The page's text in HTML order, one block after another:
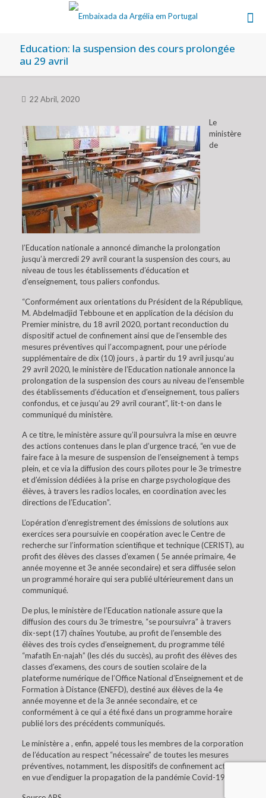
Education: la suspension des cours prolongée
au 29 avril
22 Abril, 2020
Le
ministère
de
l’Education nationale a annoncé dimanche la prolongation
jusqu’à mercredi 29 avril courant la suspension des cours, au
niveau de tous les établissements d’éducation et
d’enseignement, tous paliers confondus.
“Conformément aux orientations du Président de la République,
M. Abdelmadjid Tebboune et en application de la décision du
Premier ministre, du 18 avril 2020, portant reconduction du
dispositif actuel de confinement ainsi que de l’ensemble des
mesures préventives qui l’accompagnent, pour une période
supplémentaire de dix (10) jours , à partir du 19 avril jusqu’au
29 avril 2020, le ministère de l’Education nationale annonce la
prolongation de la suspension des cours au niveau de l’ensemble
des établissements d’éducation et d’enseignement, tous paliers
confondus, et ce jusqu’au 29 avril courant”, lit-t-on dans le
communiqué du ministère.
A ce titre, le ministère assure qu’il poursuivra la mise en œuvre
des actions contenues dans le plan d’urgence tracé, “en vue de
faire face à la mesure de suspension de l’enseignement à temps
plein, et ce via la diffusion des cours pilotes pour le 3e trimestre
et d’émission dédiées à la prise en charge psychologique des
élèves, à travers les radios locales, en coordination avec les
directions de l’Education”.
L’opération d’enregistrement des émissions de solutions aux
exercices sera poursuivie en coopération avec le Centre de
recherche sur l’information scientifique et technique (CERIST), au
profit des élèves des classes d’examen ( 5e année primaire, 4e
année moyenne et 3e année secondaire) et sera diffusée selon
un programmé horaire qui sera publié ultérieurement dans un
communiqué.
De plus, le ministère de l’Education nationale assure que la
diffusion des cours du 3e trimestre, “se poursuivra” à travers
dix-sept (17) chaînes Youtube, au profit de l’ensemble des
élèves des trois cycles d’enseignement, du programme télé
“mafatih En-najah” (les clés du succès), au profit des élèves des
classes d’examens, des cours de soutien scolaire de la
plateforme numérique de l’Office National d’Enseignement et de
Formation à Distance (ENEFD), destiné aux élèves de la 4e
année moyenne et de la 3e année secondaire, et ce
conformément à ce qui a été fixé dans un programme horaire
publié lors des précédents communiqués.
Le ministère a , enfin, appelé tous les membres de la corporation
de l’éducation au respect “nécessaire” de toutes les mesures
préventives, notamment, les dispositifs de confinement actuel
en vue d’endiguer la propagation de la pandémie Covid-19.